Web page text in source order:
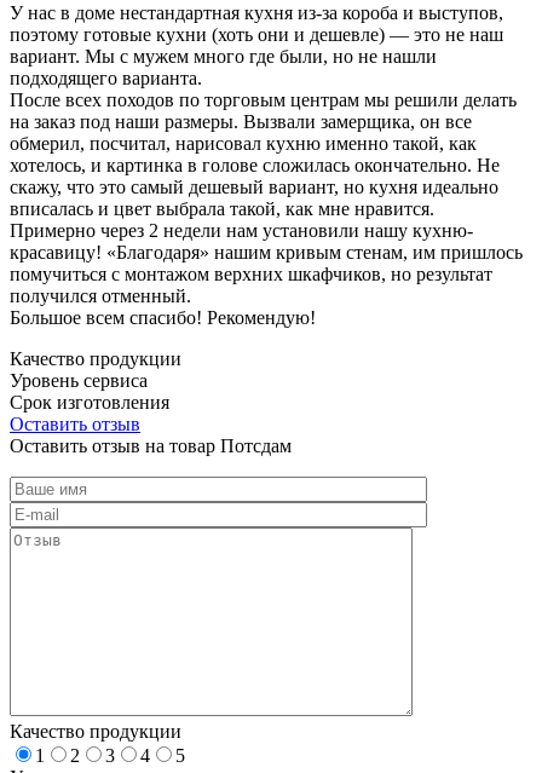
У нас в доме нестандартная кухня из-за короба и выступов,
поэтому готовые кухни (хоть они и дешевле) — это не наш
вариант. Мы с мужем много где были, но не нашли
подходящего варианта.
После всех походов по торговым центрам мы решили делать
на заказ под наши размеры. Вызвали замерщика, он все
обмерил, посчитал, нарисовал кухню именно такой, как
хотелось, и картинка в голове сложилась окончательно. Не
скажу, что это самый дешевый вариант, но кухня идеально
вписалась и цвет выбрала такой, как мне нравится.
Примерно через 2 недели нам установили нашу кухню-
красавицу! «Благодаря» нашим кривым стенам, им пришлось
помучиться с монтажом верхних шкафчиков, но результат
получился отменный.
Большое всем спасибо! Рекомендую!
Качество продукции
Уровень сервиса
Срок изготовления
Оставить отзыв
Оставить отзыв на товар Потсдам
Качество продукции
1
2 3 4
5